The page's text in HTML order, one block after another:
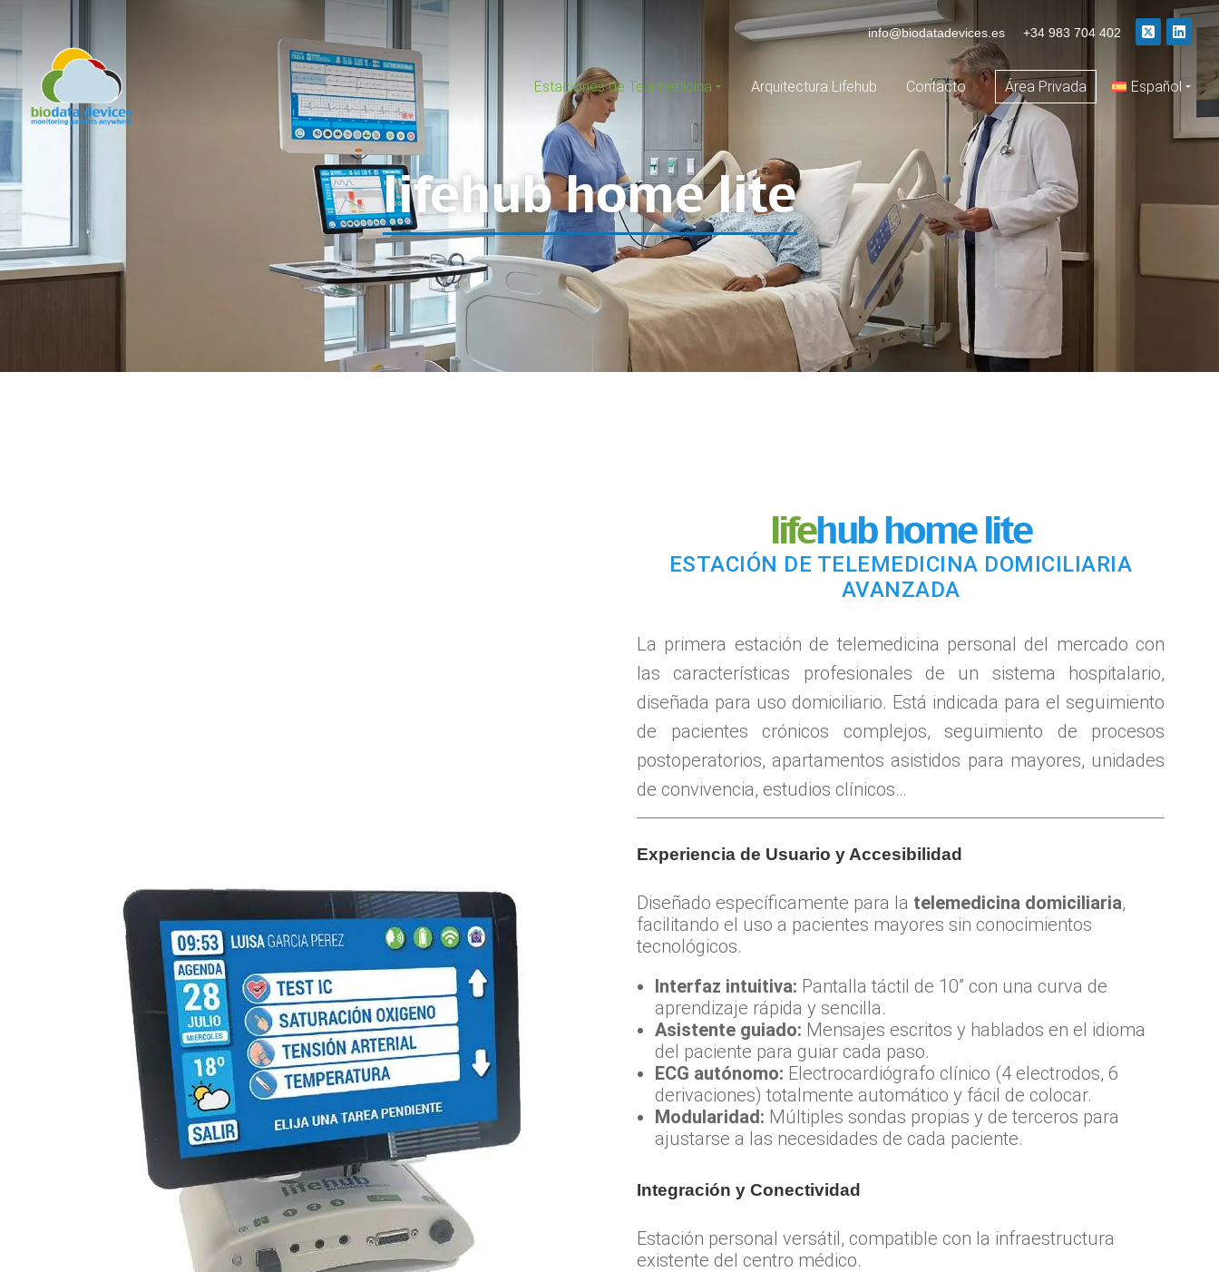
info@biodatadevices.es +34 983 704 402
Estaciones de Telemedicina Arquitectura Lifehub Contacto Área Privada Español
lifehub home lite
lifehub home lite
ESTACIÓN DE TELEMEDICINA DOMICILIARIA
AVANZADA
La primera estación de telemedicina personal del mercado con
las características profesionales de un sistema hospitalario,
diseñada para uso domiciliario. Está indicada para el seguimiento
de pacientes crónicos complejos, seguimiento de procesos
postoperatorios, apartamentos asistidos para mayores, unidades
de convivencia, estudios clínicos…
Experiencia de Usuario y Accesibilidad
Diseñado específicamente para la telemedicina domiciliaria,
facilitando el uso a pacientes mayores sin conocimientos
tecnológicos.
Interfaz intuitiva: Pantalla táctil de 10” con una curva de
aprendizaje rápida y sencilla.
Asistente guiado: Mensajes escritos y hablados en el idioma
del paciente para guiar cada paso.
ECG autónomo: Electrocardiógrafo clínico (4 electrodos, 6
derivaciones) totalmente automático y fácil de colocar.
Modularidad: Múltiples sondas propias y de terceros para
ajustarse a las necesidades de cada paciente.
Integración y Conectividad
Estación personal versátil, compatible con la infraestructura
existente del centro médico.